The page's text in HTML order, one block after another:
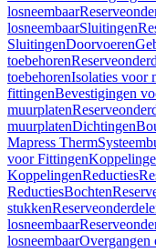
losneembaar
losneembaarSluitingen
SluitingenDoorvoeren
toebehoren
toebehorenIsolaties voor
fittingenBevestigingen
muurplaten
muurplatenDichtingen
Mapress Therm
voor Fittingen
KoppelingenReducties
ReductiesBochten
stukken
losneembaar
losneembaarOvergangen